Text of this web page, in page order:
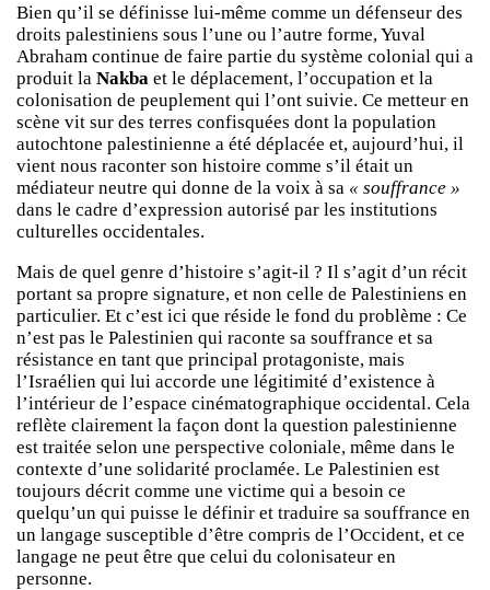
Bien qu’il se définisse lui-même comme un défenseur des
droits palestiniens sous l’une ou l’autre forme, Yuval
Abraham continue de faire partie du système colonial qui a
produit la Nakba et le déplacement, l’occupation et la
colonisation de peuplement qui l’ont suivie. Ce metteur en
scène vit sur des terres confisquées dont la population
autochtone palestinienne a été déplacée et, aujourd’hui, il
vient nous raconter son histoire comme s’il était un
médiateur neutre qui donne de la voix à sa « souffrance »
dans le cadre d’expression autorisé par les institutions
culturelles occidentales.
Mais de quel genre d’histoire s’agit-il ? Il s’agit d’un récit
portant sa propre signature, et non celle de Palestiniens en
particulier. Et c’est ici que réside le fond du problème : Ce
n’est pas le Palestinien qui raconte sa souffrance et sa
résistance en tant que principal protagoniste, mais
l’Israélien qui lui accorde une légitimité d’existence à
l’intérieur de l’espace cinématographique occidental. Cela
reflète clairement la façon dont la question palestinienne
est traitée selon une perspective coloniale, même dans le
contexte d’une solidarité proclamée. Le Palestinien est
toujours décrit comme une victime qui a besoin ce
quelqu’un qui puisse le définir et traduire sa souffrance en
un langage susceptible d’être compris de l’Occident, et ce
langage ne peut être que celui du colonisateur en
personne.